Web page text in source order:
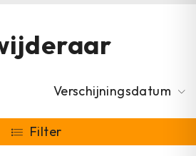
Verschijningsdatum
Filter